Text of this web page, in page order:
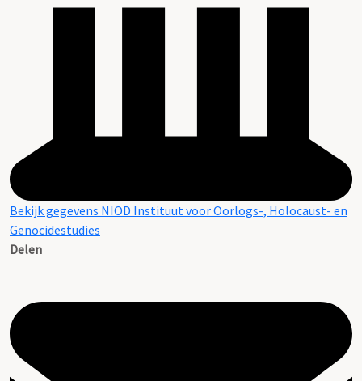
Bekijk gegevens NIOD Instituut voor Oorlogs-, Holocaust- en
Genocidestudies
Delen